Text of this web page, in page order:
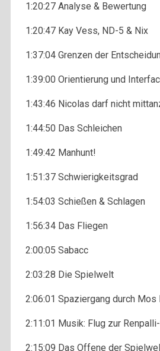
1:20:27 Analyse & Bewertung
1:20:47 Kay Vess, ND-5 & Nix
1:37:04 Grenzen der
1:39:00 Orientierung und
1:43:46 Nicolas darf nicht
1:44:50 Das Schleichen
1:49:42 Manhunt!
1:51:37 Schwierigkeitsgrad
1:54:03 Schießen & Schlagen
1:56:34 Das Fliegen
2:00:05 Sabacc
2:03:28 Die Spielwelt
2:06:01 Spaziergang durch Mos
2:11:01 Musik: Flug zur
2:15:09 Das Offene der